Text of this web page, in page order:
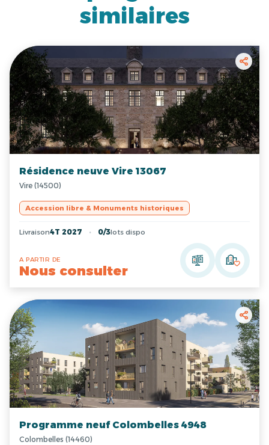
similaires
Résidence neuve Vire 13067
Vire (14500)
Accession libre & Monuments historiques
Livraison4T 2027 0/3lots dispo
A PARTIR DE
Nous consulter
Programme neuf Colombelles 4948
Colombelles (14460)